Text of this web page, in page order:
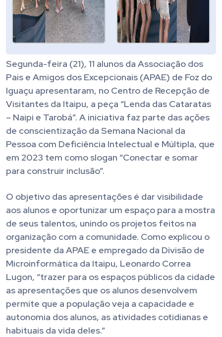
Segunda-feira (21), 11 alunos da Associação dos
Pais e Amigos dos Excepcionais (APAE) de Foz do
Iguaçu apresentaram, no Centro de Recepção de
Visitantes da Itaipu, a peça “Lenda das Cataratas
– Naipi e Tarobá”. A iniciativa faz parte das ações
de conscientização da Semana Nacional da
Pessoa com Deficiência Intelectual e Múltipla, que
em 2023 tem como slogan “Conectar e somar
para construir inclusão”.
O objetivo das apresentações é dar visibilidade
aos alunos e oportunizar um espaço para a mostra
de seus talentos, unindo os projetos feitos na
organização com a comunidade. Como explicou o
presidente da APAE e empregado da Divisão de
Microinformática da Itaipu, Leonardo Correa
Lugon, “trazer para os espaços públicos da cidade
as apresentações que os alunos desenvolvem
permite que a população veja a capacidade e
autonomia dos alunos, as atividades cotidianas e
habituais da vida deles.”